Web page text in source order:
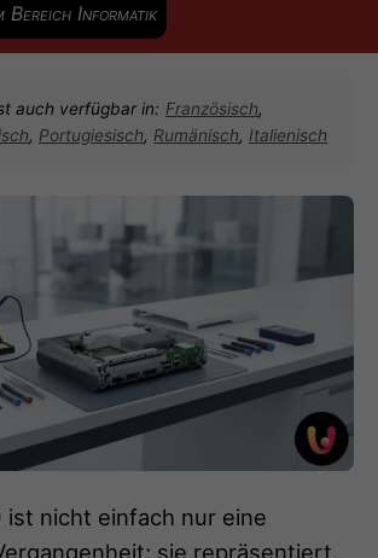
Bereich Informatik
auch verfügbar in: Französisch,
, Portugiesisch, Rumänisch, Italienisch
ist nicht einfach nur eine
sie repräsentiert